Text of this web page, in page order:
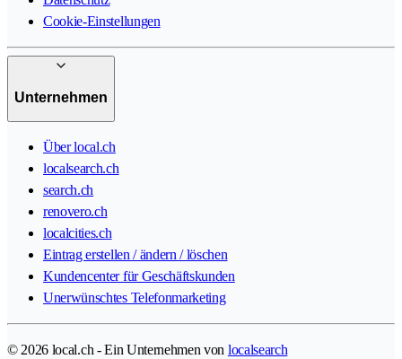
Cookie-Einstellungen
Unternehmen
Über local.ch
localsearch.ch
search.ch
renovero.ch
localcities.ch
Eintrag erstellen / ändern / löschen
Kundencenter für Geschäftskunden
Unerwünschtes Telefonmarketing
© 2026 local.ch - Ein Unternehmen von localsearch